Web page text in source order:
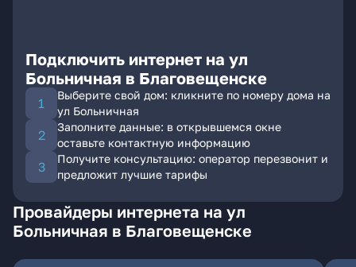
Подключить интернет на ул
Больничная в Благовещенске
Выберите свой дом: кликните по номеру дома на
ул Больничная
Заполните данные: в открывшемся окне
оставьте контактную информацию
Получите консультацию: оператор перезвонит и
предложит лучшие тарифы
Провайдеры интернета на ул
Больничная в Благовещенске